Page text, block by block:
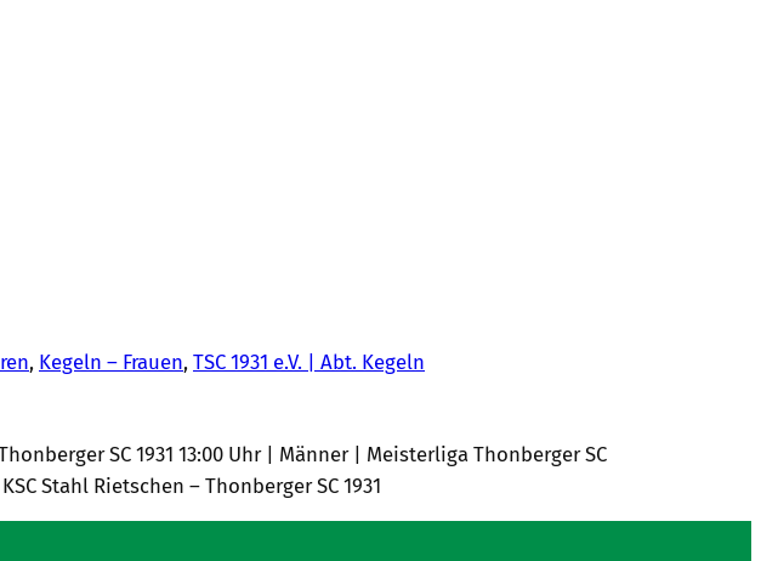
, Kegeln – Frauen, TSC 1931 e.V. | Abt. Kegeln
SC 1931 13:00 Uhr | Männer | Meisterliga Thonberger SC
Stahl Rietschen – Thonberger SC 1931